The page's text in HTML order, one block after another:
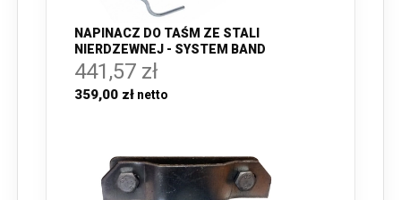
NAPINACZ DO TAŚM ZE STALI
NIERDZEWNEJ - SYSTEM BAND
441,57 zł
359,00 zł